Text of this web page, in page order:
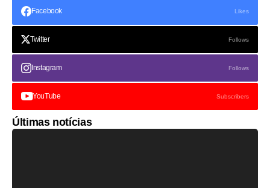
Facebook Likes
Twitter Follows
Instagram Follows
YouTube Subscribers
Últimas notícias